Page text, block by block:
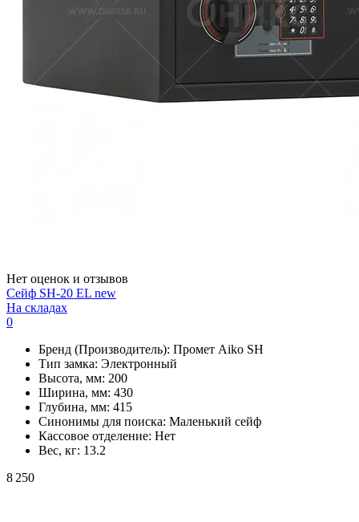
Нет оценок и отзывов
Сейф SH-20 EL new
На складах
0
Бренд (Производитель): Промет Aiko SH
Тип замка: Электронный
Высота, мм: 200
Ширина, мм: 430
Глубина, мм: 415
Синонимы для поиска: Маленький сейф
Кассовое отделение: Нет
Вес, кг: 13.2
8 250